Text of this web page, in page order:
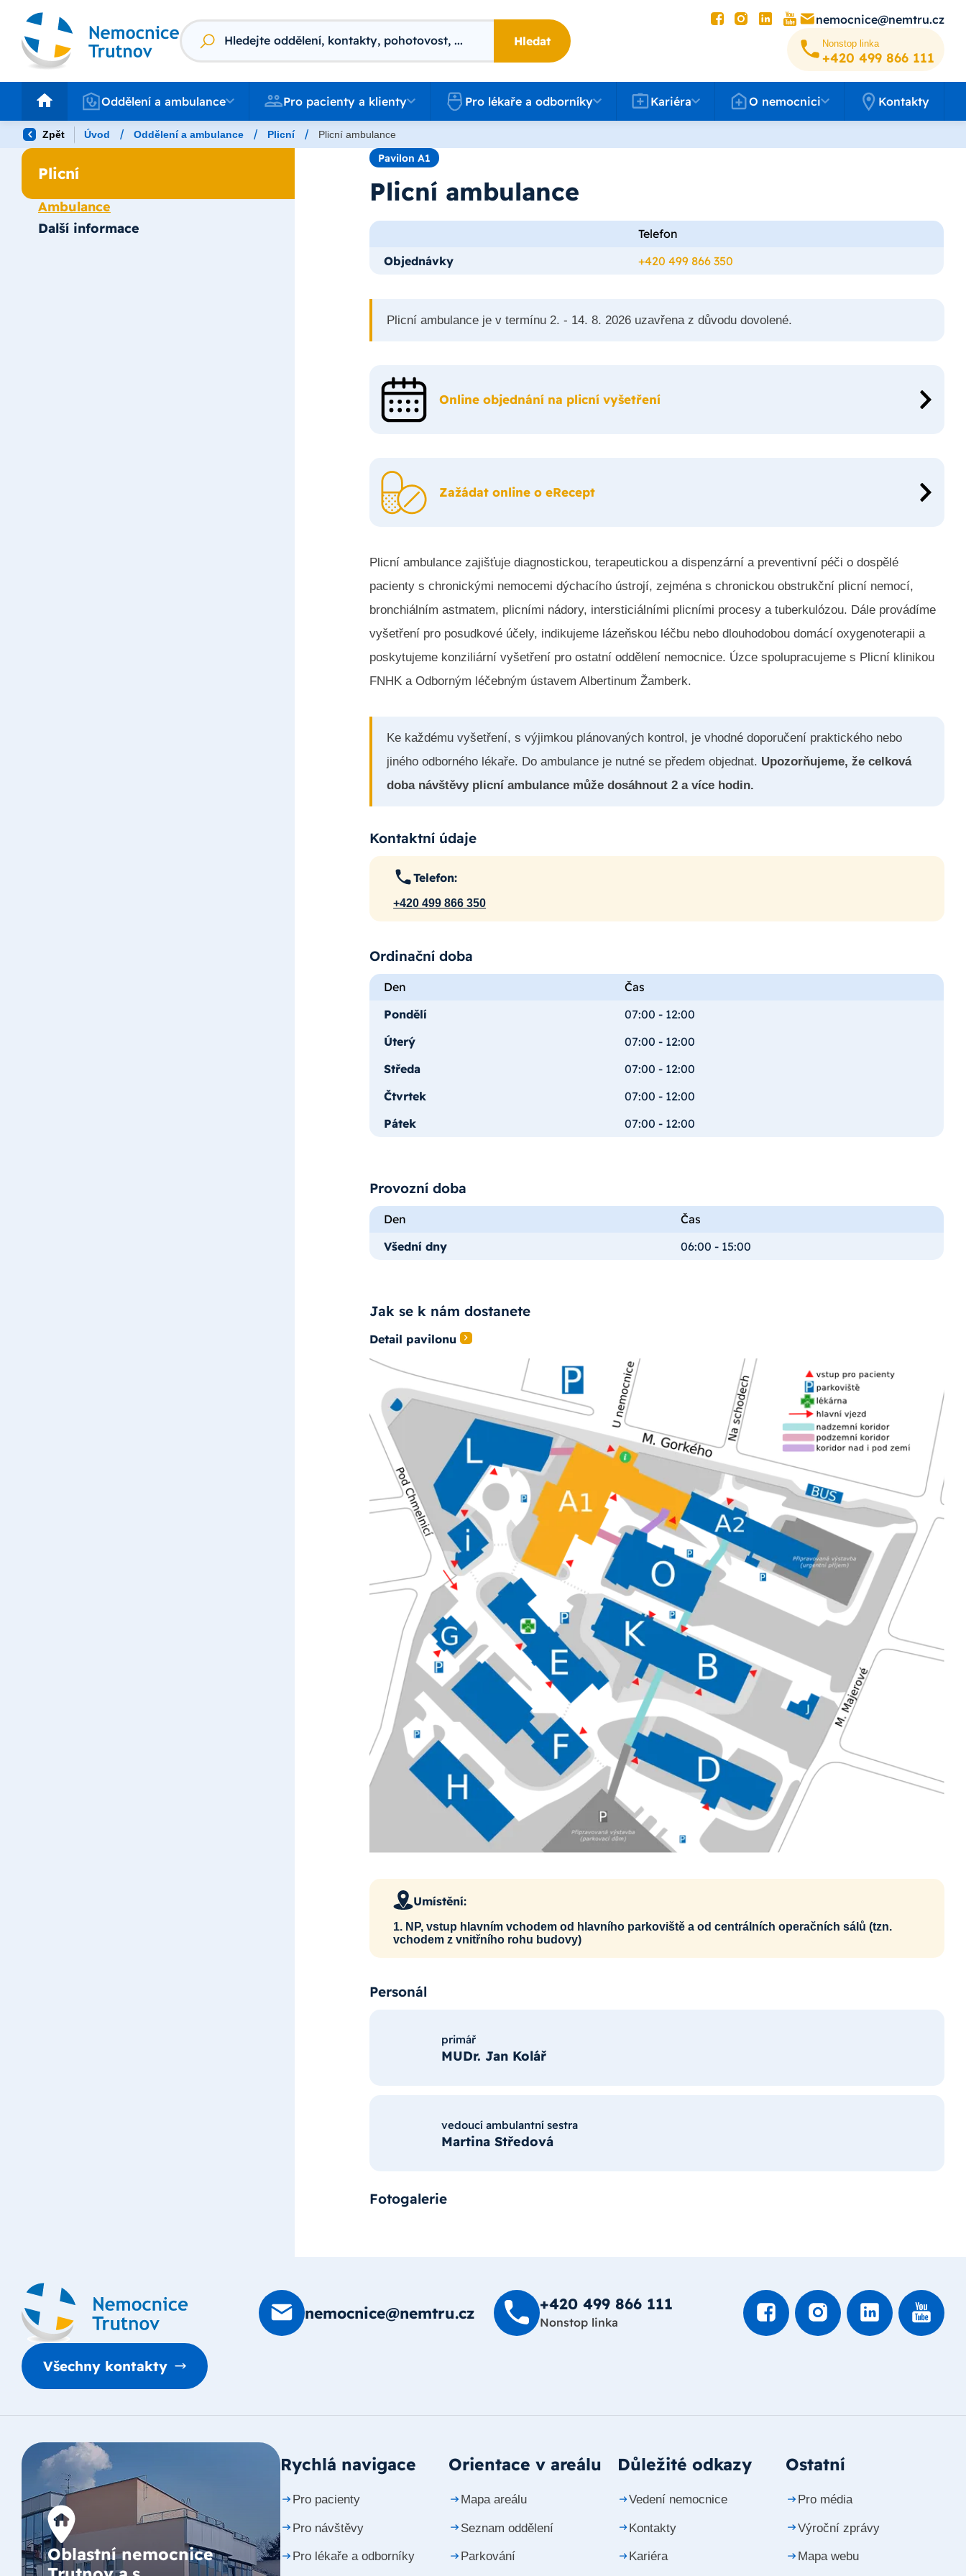
Vyhledávání
Hledat
nemocnice@nemtru.cz
Nonstop linka
+420 499 8­66 111
Oddělení a ambulance
Oddělení a ambulance Pro pacienty a klienty
Pro lékaře a odborníky
Pro lékaře a odborníky
Kariéra
Kariéra
O nemocnici
O nemocnici Kontakty
Zpět Úvod / Oddělení a ambulance / Plicní / Plicní ambulance
Plicní
Ambulance
Další informace
Pavilon A1
Plicní ambulance
Telefon
Objednávky
+420 499 866 350
Plicní ambulance je v termínu 2. - 14. 8. 2026 uzavřena z důvodu dovolené.
Online objednání na plicní vyšetření
Zažádat online o eRecept
Plicní ambulance zajišťuje diagnostickou, terapeutickou a dispenzární a preventivní péči o dospělé
pacienty s chronickými nemocemi dýchacího ústrojí, zejména s chronickou obstrukční plicní nemocí,
bronchiálním astmatem, plicními nádory, intersticiálními plicními procesy a tuberkulózou. Dále provádíme
vyšetření pro posudkové účely, indikujeme lázeňskou léčbu nebo dlouhodobou domácí oxygenoterapii a
poskytujeme konziliární vyšetření pro ostatní oddělení nemocnice. Úzce spolupracujeme s Plicní klinikou
FNHK a Odborným léčebným ústavem Albertinum Žamberk.
Ke každému vyšetření, s výjimkou plánovaných kontrol, je vhodné doporučení praktického nebo
jiného odborného lékaře. Do ambulance je nutné se předem objednat. Upozorňujeme, že celková
doba návštěvy plicní ambulance může dosáhnout 2 a více hodin.
Kontaktní údaje
Telefon:
+420 499 866 350
Ordinační doba
Den
Čas
Pondělí
07:00 - 12:00
Úterý
07:00 - 12:00
Středa
07:00 - 12:00
Čtvrtek
07:00 - 12:00
Pátek
07:00 - 12:00
Provozní doba
Den
Čas
Všední dny
06:00 - 15:00
Jak se k nám dostanete
Detail pavilonu
Umístění:
1. NP, vstup hlavním vchodem od hlavního parkoviště a od centrálních operačních sálů (tzn.
vchodem z vnitřního rohu budovy)
Personál
primář
MUDr. Jan Kolář
vedoucí ambulantní sestra
Martina Středová
Fotogalerie
nemocnice@nemtru.cz +420 499 8­66 111
Nonstop linka
Všechny kontakty
Oblastní nemocnice
Rychlá navigace
Pro pacienty
Pro návštěvy
Pro lékaře a odborníky
Orientace v areálu
Mapa areálu
Seznam oddělení
Parkování
Důležité odkazy
Vedení nemocnice
Kontakty
Kariéra
Ostatní
Pro média
Výroční zprávy
Mapa webu